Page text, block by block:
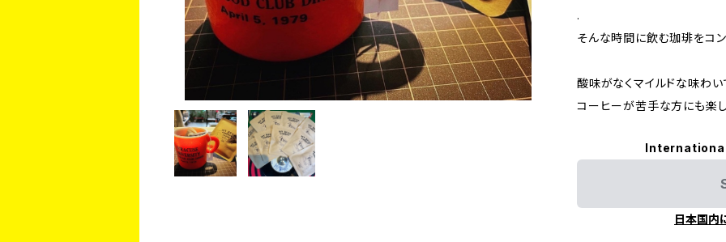
.
そんな時間に飲む珈琲をコン
酸味がなくマイルドな味わい
コーヒーが苦手な方にも楽し
日本国内